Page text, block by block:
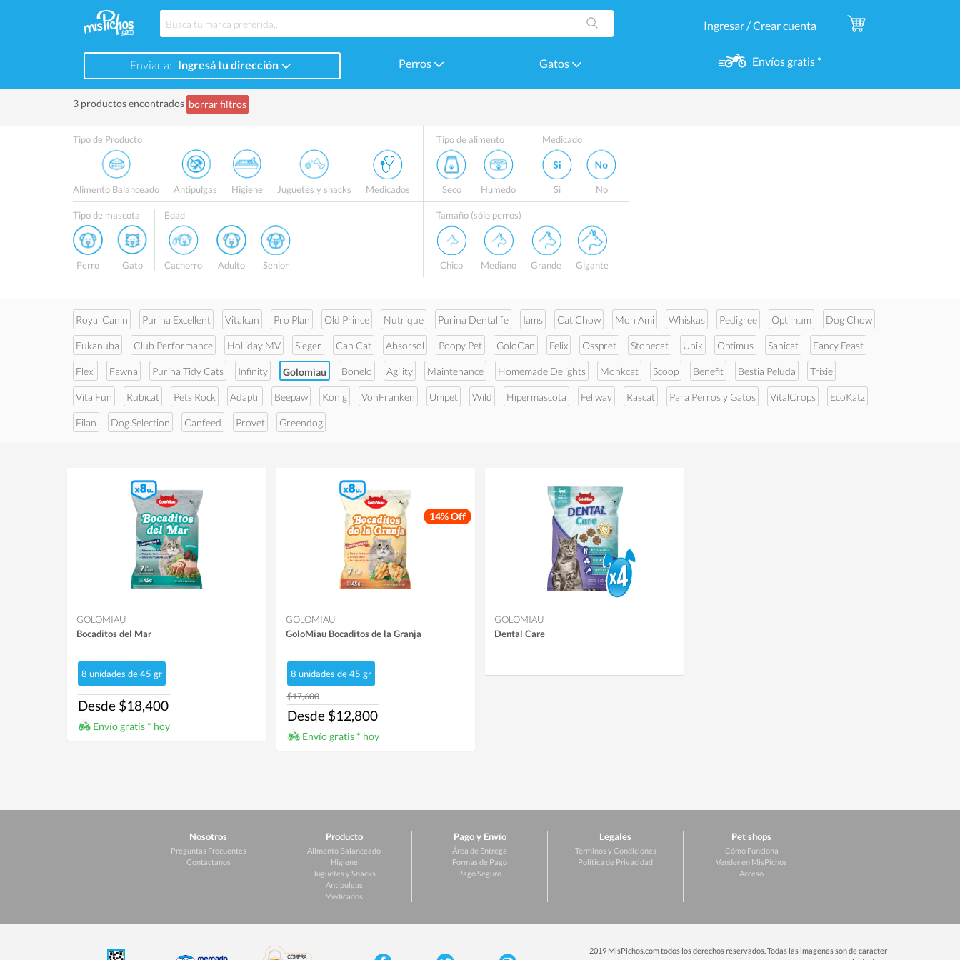
Ingresar / Crear cuenta
Enviar a: Ingresá tu dirección Perros Gatos Envíos gratis *
3 productos encontrados borrar filtros
Tipo de Producto
Alimento Balanceado Antipulgas Higiene Juguetes y snacks Medicados
Tipo de alimento
Seco Humedo
Medicado
Si No
Tipo de mascota
Perro Gato
Edad
Cachorro Adulto Senior
Tamaño (sólo perros)
Chico Mediano Grande Gigante
Royal Canin Purina Excellent Vitalcan Pro Plan Old Prince Nutrique Purina Dentalife Iams Cat Chow Mon Ami Whiskas Pedigree Optimum Dog Chow
Eukanuba Club Performance Holliday MV Sieger Can Cat Absorsol Poopy Pet GoloCan Felix Osspret Stonecat Unik Optimus Sanicat Fancy Feast
Flexi Fawna Purina Tidy Cats Infinity Golomiau Bonelo Agility Maintenance Homemade Delights Monkcat Scoop Benefit Bestia Peluda Trixie
VitalFun Rubicat Pets Rock Adaptil Beepaw Konig VonFranken Unipet Wild Hipermascota Feliway Rascat Para Perros y Gatos VitalCrops EcoKatz
Filan Dog Selection Canfeed Provet Greendog
GOLOMIAU
Bocaditos del Mar
8 unidades de 45 gr
Desde $18,400
Envío gratis * hoy
14% Off
GOLOMIAU
GoloMiau Bocaditos de la Granja
8 unidades de 45 gr
$17,600
Desde $12,800
Envío gratis * hoy
GOLOMIAU
Dental Care
Nosotros
Preguntas Frecuentes
Contactanos
Producto
Alimento Balanceado
Higiene
Juguetes y Snacks
Antipulgas
Medicados
Pago y Envío
Área de Entrega
Formas de Pago
Pago Seguro
Legales
Terminos y Condiciones
Politica de Privacidad
Pet shops
Cómo Funciona
Vender en MisPichos
Acceso
2019 MisPichos.com todos los derechos reservados. Todas las imagenes son de caracter